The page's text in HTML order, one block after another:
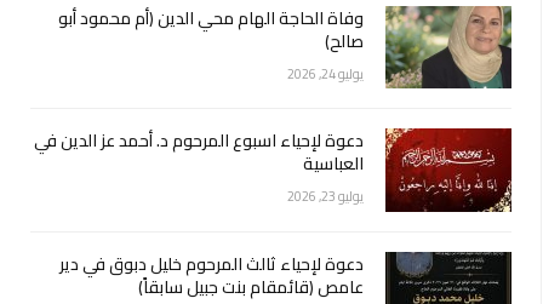
وفاة الحاجة الهام محي الدين (أم محمود أبو
صالح)
يوليو 24, 2026
دعوة لإحياء اسبوع المرحوم د. أحمد عز الدين في
العباسية
يوليو 23, 2026
دعوة لإحياء ثالث المرحوم خليل دبوق في دير
عامص (قائمقام بنت جبيل سابقاً)